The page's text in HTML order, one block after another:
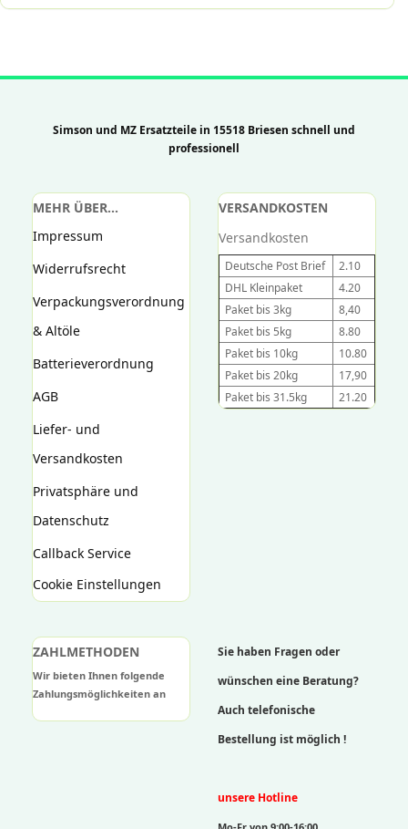
Simson und MZ Ersatzteile in 15518 Briesen schnell und
professionell
MEHR ÜBER...
Impressum
Widerrufsrecht
Verpackungsverordnung
& Altöle
Batterieverordnung
AGB
Liefer- und
Versandkosten
Privatsphäre und
Datenschutz
Callback Service
Cookie Einstellungen
VERSANDKOSTEN
Versandkosten
Deutsche Post Brief
2.10
DHL Kleinpaket
4.20
Paket bis 3kg
8,40
Paket bis 5kg
8.80
Paket bis 10kg
10.80
Paket bis 20kg
17,90
Paket bis 31.5kg
21.20
ZAHLMETHODEN
Wir bieten Ihnen folgende
Zahlungsmöglichkeiten an
Sie haben Fragen oder
wünschen eine Beratung?
Auch telefonische
Bestellung ist möglich !
unsere Hotline
Mo-Fr von 9:00-16:00